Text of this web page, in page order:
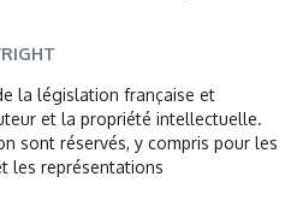
la législation française et
et la propriété intellectuelle.
sont réservés, y compris pour les
les représentations